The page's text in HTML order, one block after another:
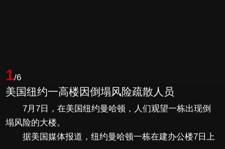
1/6
美国纽约一高楼因倒塌风险疏散人员
7月7日，在美国纽约曼哈顿，人们观望一栋出现倒
塌风险的大楼。
据美国媒体报道，纽约曼哈顿一栋在建办公楼7日上